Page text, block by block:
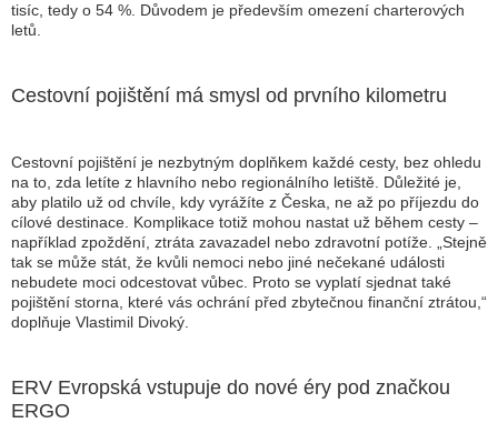
tisíc, tedy o 54 %. Důvodem je především omezení charterových
letů.
Cestovní pojištění má smysl od prvního kilometru
Cestovní pojištění je nezbytným doplňkem každé cesty, bez ohledu
na to, zda letíte z hlavního nebo regionálního letiště. Důležité je,
aby platilo už od chvíle, kdy vyrážíte z Česka, ne až po příjezdu do
cílové destinace. Komplikace totiž mohou nastat už během cesty –
například zpoždění, ztráta zavazadel nebo zdravotní potíže. „Stejně
tak se může stát, že kvůli nemoci nebo jiné nečekané události
nebudete moci odcestovat vůbec. Proto se vyplatí sjednat také
pojištění storna, které vás ochrání před zbytečnou finanční ztrátou,“
doplňuje Vlastimil Divoký.
ERV Evropská vstupuje do nové éry pod značkou
ERGO